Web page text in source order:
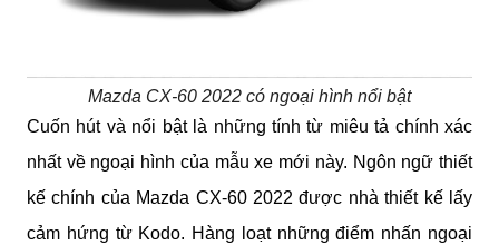
Mazda CX-60 2022 có ngoại hình nổi bật
Cuốn hút và nổi bật là những tính từ miêu tả chính xác
nhất về ngoại hình của mẫu xe mới này. Ngôn ngữ thiết
kế chính của Mazda CX-60 2022 được nhà thiết kế lấy
cảm hứng từ Kodo. Hàng loạt những điểm nhấn ngoại